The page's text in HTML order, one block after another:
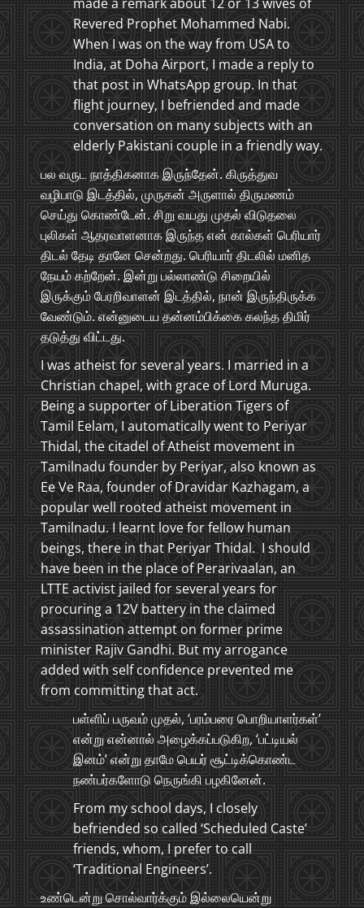
Revered Prophet Mohammed Nabi.
When I was on the way from USA to
India, at Doha Airport, I made a reply to
that post in WhatsApp group. In that
flight journey, I befriended and made
conversation on many subjects with an
elderly Pakistani couple in a friendly way.
பல வருட நாத்திகனாக இருந்தேன். கிருத்துவ
வழிபாடு இடத்தில், முருகன் அருளால் திருமணம்
செய்து கொண்டேன். சிறு வயது முதல் விடுதலை
புலிகள் ஆதரவாளனாக இருந்த என் கால்கள் பெரியார்
திடல் தேடி தானே சென்றது. பெரியார் திடலில் மனித
நேயம் கற்றேன். இன்று பல்லாண்டு சிறையில்
இருக்கும் பேரறிவாளன் இடத்தில், நான் இருந்திருக்க
வேண்டும். என்னுடைய தன்னம்பிக்கை கலந்த திமிர்
தடுத்து விட்டது.
I was atheist for several years. I married in a
Christian chapel, with grace of Lord Muruga.
Being a supporter of Liberation Tigers of
Tamil Eelam, I automatically went to Periyar
Thidal, the citadel of Atheist movement in
Tamilnadu founder by Periyar, also known as
Ee Ve Raa, founder of Dravidar Kazhagam, a
popular well rooted atheist movement in
Tamilnadu. I learnt love for fellow human
beings, there in that Periyar Thidal. I should
have been in the place of Perarivaalan, an
LTTE activist jailed for several years for
procuring a 12V battery in the claimed
assassination attempt on former prime
minister Rajiv Gandhi. But my arrogance
added with self confidence prevented me
from committing that act.
பள்ளிப் பருவம் முதல், ‘பரம்பரை பொறியாளர்கள்’
என்று என்னால் அழைக்கப்படுகிற, ‘பட்டியல்
இனம்’ என்று தாமே பெயர் சூட்டிக்கொண்ட
நண்பர்களோடு நெருங்கி பழகினேன்.
From my school days, I closely
befriended so called ‘Scheduled Caste’
friends, whom, I prefer to call
‘Traditional Engineers’.
உண்டென்று சொல்வார்க்கும் இல்லையென்று